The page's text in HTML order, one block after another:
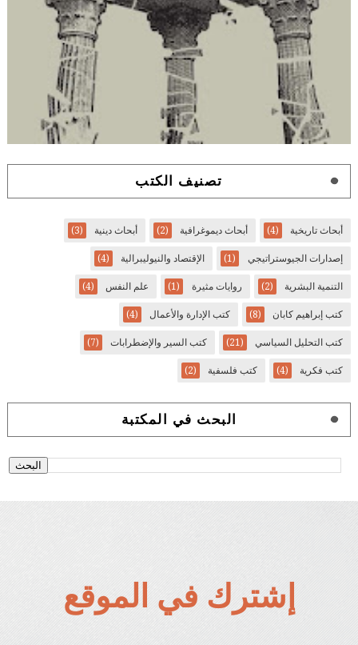
تصنيف الكتب
أبحاث تاريخية (4) أبحاث ديموغرافية (2) أبحاث دينية (3)
إصدارات الجيوستراتيجي (1) الإقتصاد والنيوليبرالية (4)
التنمية البشرية (2) روايات مثيرة (1) علم النفس (4)
كتب إبراهيم كابان (8) كتب الإدارة والأعمال (4)
كتب التحليل السياسي (21) كتب السير والإضطرابات (7)
كتب فكرية (4) كتب فلسفية (2)
البحث في المكتبة
إشترك في الموقع